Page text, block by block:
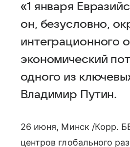
«1 января
он, безусловно,
интеграционного
экономический
одного из
Владимир Путин.
26 июня, Минск /Корр.
центров глобального